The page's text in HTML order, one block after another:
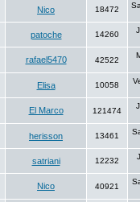
Nico 18472
patoche 14260
rafael5470 42522
Elisa 10058
El Marco 121474
herisson 13461
satriani 12232
Nico 40921